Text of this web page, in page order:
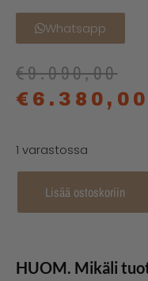
Whatsapp
€9.090,00
€ 6.380,00
1 varastossa
Lisää ostoskoriin
HUOM. Mikäli